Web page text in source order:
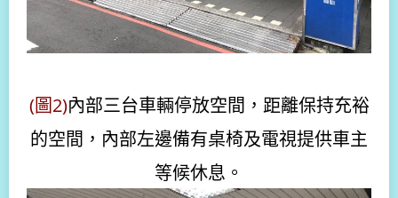
(圖2)內部三台車輛停放空間，距離保持充裕
的空間，內部左邊備有桌椅及電視提供車主
等候休息。